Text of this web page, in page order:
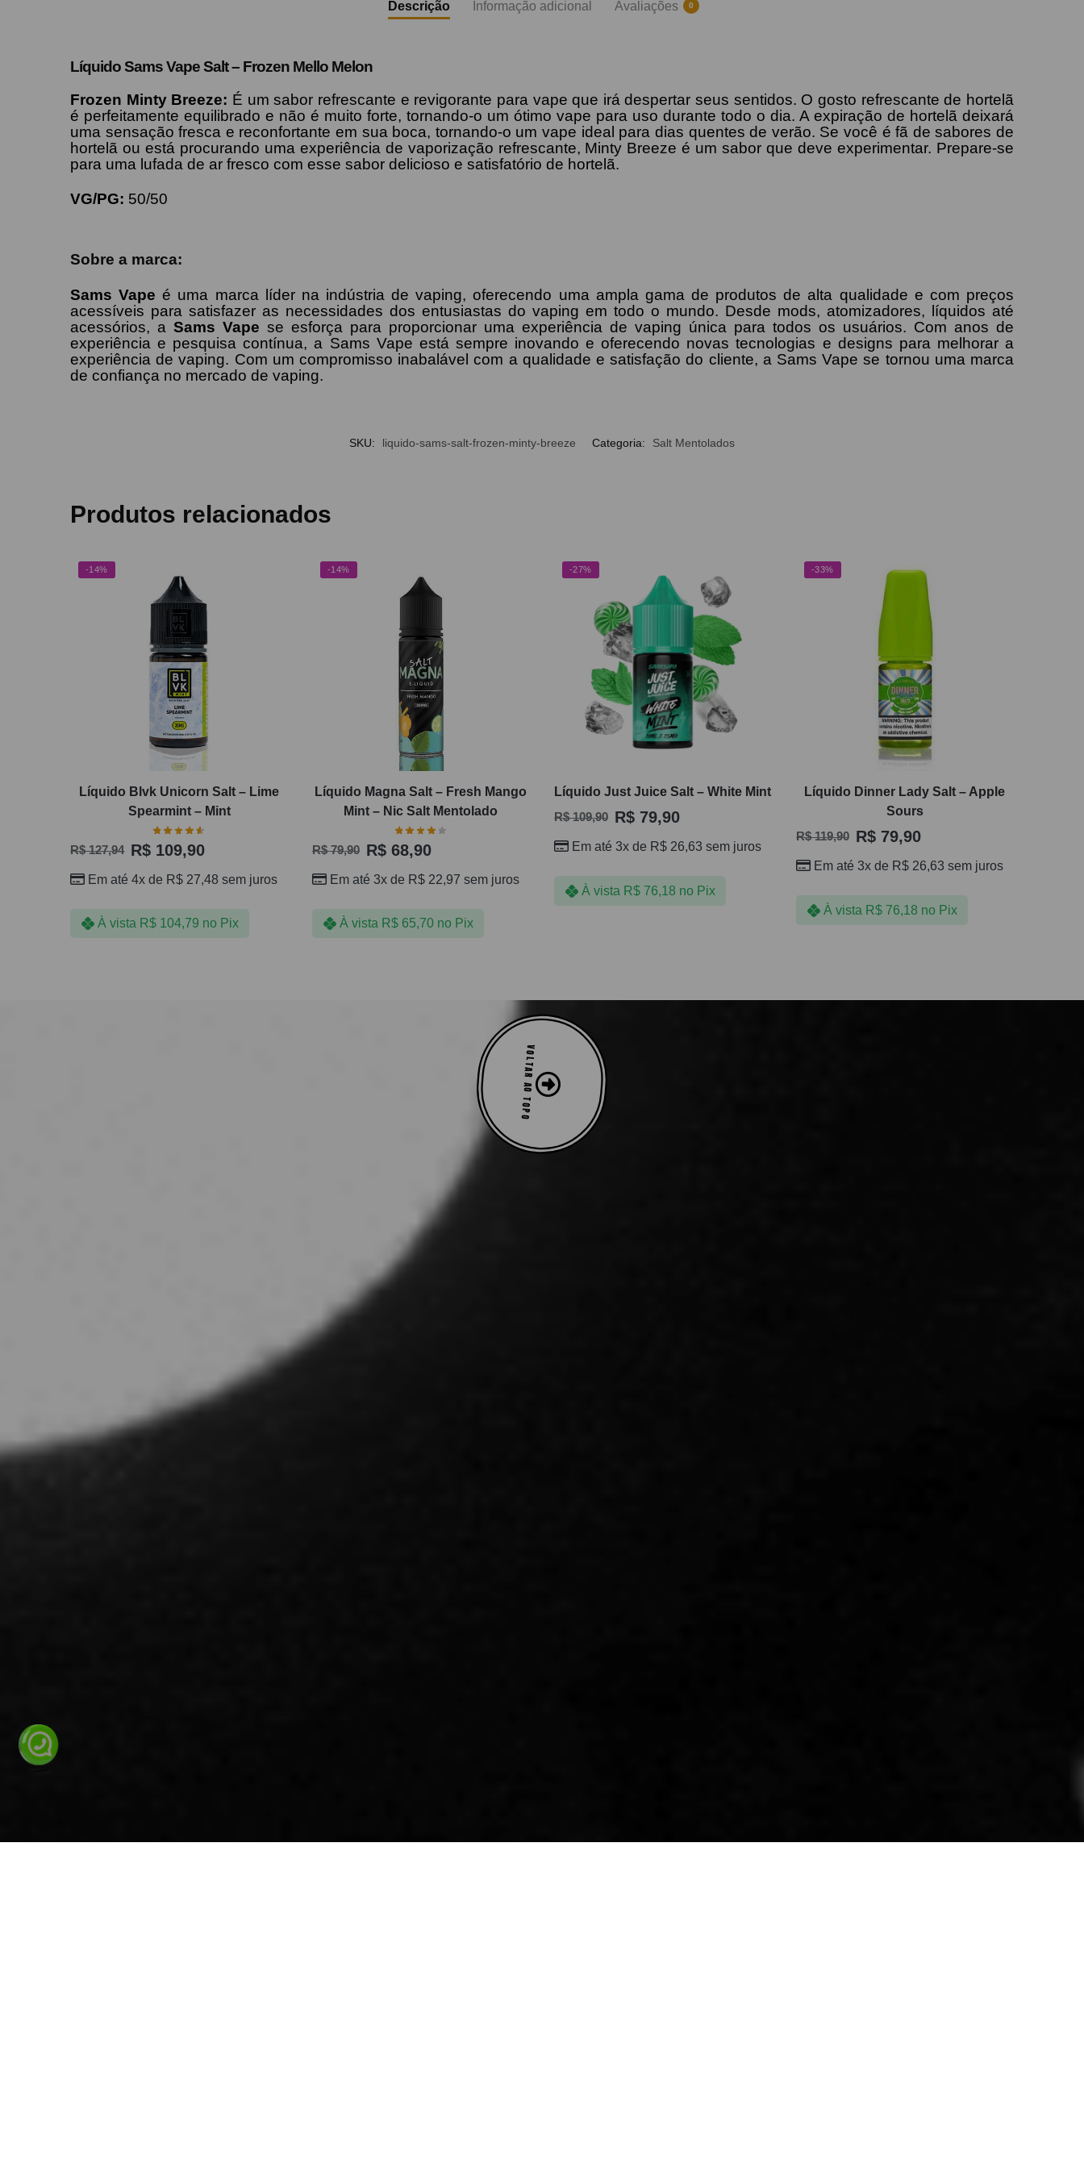
Descrição Informação adicional Avaliações 0
Líquido Sams Vape Salt – Frozen Mello Melon
Frozen Minty Breeze: É um sabor refrescante e revigorante para vape que irá despertar seus sentidos. O gosto refrescante de hortelã
é perfeitamente equilibrado e não é muito forte, tornando-o um ótimo vape para uso durante todo o dia. A expiração de hortelã deixará
uma sensação fresca e reconfortante em sua boca, tornando-o um vape ideal para dias quentes de verão. Se você é fã de sabores de
hortelã ou está procurando uma experiência de vaporização refrescante, Minty Breeze é um sabor que deve experimentar. Prepare-se
para uma lufada de ar fresco com esse sabor delicioso e satisfatório de hortelã.
VG/PG: 50/50
Sobre a marca:
Sams Vape é uma marca líder na indústria de vaping, oferecendo uma ampla gama de produtos de alta qualidade e com preços
acessíveis para satisfazer as necessidades dos entusiastas do vaping em todo o mundo. Desde mods, atomizadores, líquidos até
acessórios, aSams Vape se esforça para proporcionar uma experiência de vaping única para todos os usuários. Com anos de
experiência e pesquisa contínua, a Sams Vape está sempre inovando e oferecendo novas tecnologias e designs para melhorar a
experiência de vaping. Com um compromisso inabalável com a qualidade e satisfação do cliente, a Sams Vape se tornou uma marca
de confiança no mercado de vaping.
SKU: liquido-sams-salt-frozen-minty-breeze Categoria: Salt Mentolados
Produtos relacionados
-14%
Líquido Blvk Unicorn Salt – Lime
Spearmint – Mint
R$127,94 R$ 109,90
Em até 4x de R$ 27,48 sem juros
À vista R$104,79 no Pix
-14%
Líquido Magna Salt – Fresh Mango
Mint – Nic Salt Mentolado
R$79,90 R$ 68,90
Em até 3x de R$ 22,97 sem juros
À vista R$65,70 no Pix
-27%
Líquido Just Juice Salt – White Mint
R$109,90 R$79,90
Em até 3x de R$26,63 sem juros
À vista R$76,18 no Pix
-33%
Líquido Dinner Lady Salt – Apple
Sours
R$119,90 R$79,90
Em até 3x de R$26,63 sem juros
À vista R$76,18 no Pix
VOLTAR AO TOPO